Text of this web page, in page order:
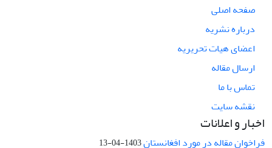
صفحه اصلی
درباره نشریه
اعضای هیات تحریریه
ارسال مقاله
تماس با ما
نقشه سایت
اخبار و اعلانات
فراخوان مقاله در مورد افغانستان1403-04-13